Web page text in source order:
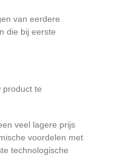
van eerdere
die bij eerste
product te
veel lagere prijs
voordelen met
technologische